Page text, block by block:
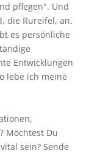
pflegen". Und
die Rureifel, an.
es persönliche
Entwicklungen
lebe ich meine
Möchtest Du
sein? Sende